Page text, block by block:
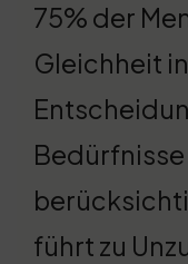
75% der
Gleichheit
führt zu